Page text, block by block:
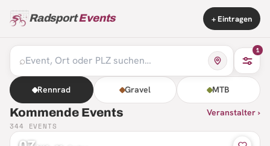
RadsportEvents + Eintragen
⌕
1
Rennrad Gravel MTB
Kommende Events Veranstalter ›
344 EVENTS